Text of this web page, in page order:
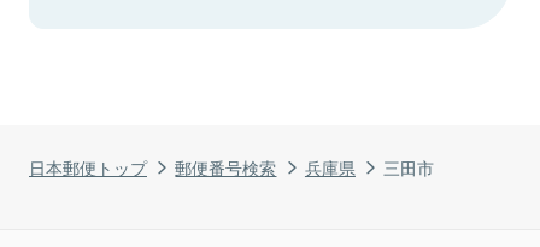
日本郵便トップ 郵便番号検索 兵庫県 三田市